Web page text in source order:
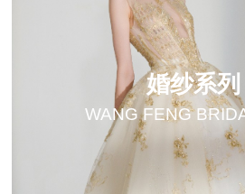
婚纱系列
WANG FENG